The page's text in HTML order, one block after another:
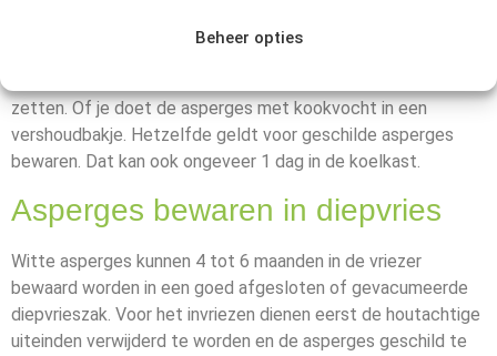
Beheer opties
Gekookte asperges bewaren, kan ongeveer 1 dag in de
zetten. Of je doet de asperges met kookvocht in een
vershoudbakje. Hetzelfde geldt voor geschilde asperges
bewaren. Dat kan ook ongeveer 1 dag in de koelkast.
Asperges bewaren in diepvries
Witte asperges kunnen 4 tot 6 maanden in de vriezer
bewaard worden in een goed afgesloten of gevacumeerde
diepvrieszak. Voor het invriezen dienen eerst de houtachtige
uiteinden verwijderd te worden en de asperges geschild te